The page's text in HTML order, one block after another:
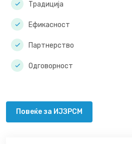
Традиција
Ефикасност
Партнерство
Одговорност
Повеќе за ИЈЗРСМ